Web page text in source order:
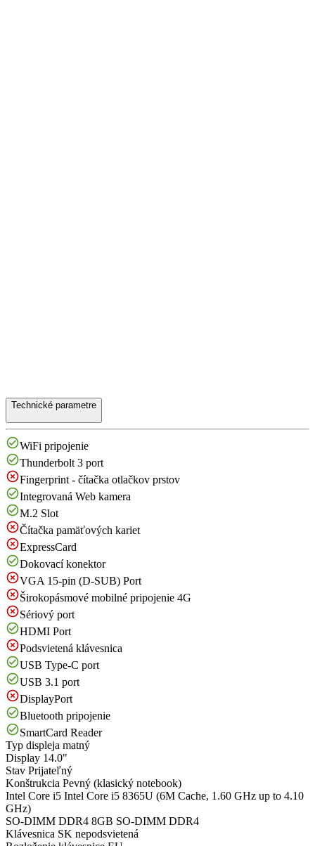
Technické parametre
WiFi pripojenie
Thunderbolt 3 port
Fingerprint - čítačka otlačkov prstov
Integrovaná Web kamera
M.2 Slot
Čítačka pamäťových kariet
ExpressCard
Dokovací konektor
VGA 15-pin (D-SUB) Port
Širokopásmové mobilné pripojenie 4G
Sériový port
HDMI Port
Podsvietená klávesnica
USB Type-C port
USB 3.1 port
DisplayPort
Bluetooth pripojenie
SmartCard Reader
Typ displeja matný
Display 14.0"
Stav Prijateľný
Konštrukcia Pevný (klasický notebook)
Intel Core i5 Intel Core i5 8365U (6M Cache, 1.60 GHz up to 4.10
GHz)
SO-DIMM DDR4 8GB SO-DIMM DDR4
Klávesnica SK nepodsvietená